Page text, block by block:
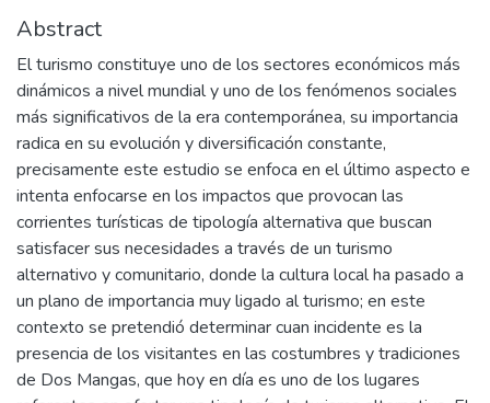
Abstract
El turismo constituye uno de los sectores económicos más
dinámicos a nivel mundial y uno de los fenómenos sociales
más significativos de la era contemporánea, su importancia
radica en su evolución y diversificación constante,
precisamente este estudio se enfoca en el último aspecto e
intenta enfocarse en los impactos que provocan las
corrientes turísticas de tipología alternativa que buscan
satisfacer sus necesidades a través de un turismo
alternativo y comunitario, donde la cultura local ha pasado a
un plano de importancia muy ligado al turismo; en este
contexto se pretendió determinar cuan incidente es la
presencia de los visitantes en las costumbres y tradiciones
de Dos Mangas, que hoy en día es uno de los lugares